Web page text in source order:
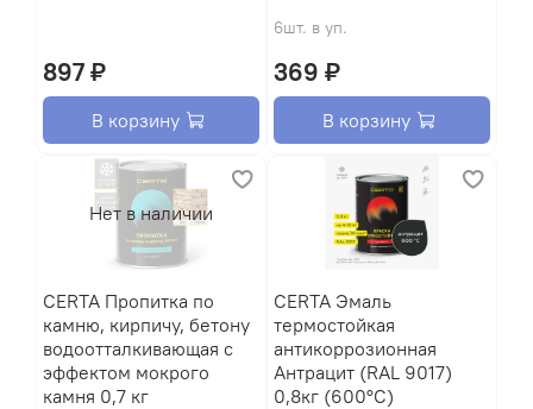
897 ₽
В корзину
6шт. в уп.
369 ₽
В корзину
Нет в наличии
CERTA Пропитка по
камню, кирпичу, бетону
водоотталкивающая с
эффектом мокрого
камня 0,7 кг
CERTA Эмаль
термостойкая
антикоррозионная
Антрацит (RAL 9017)
0,8кг (600°С)